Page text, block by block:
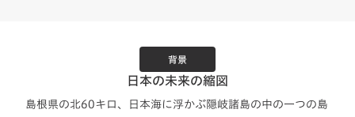
背景
日本の未来の縮図
島根県の北60キロ、日本海に浮かぶ隠岐諸島の中の一つの島